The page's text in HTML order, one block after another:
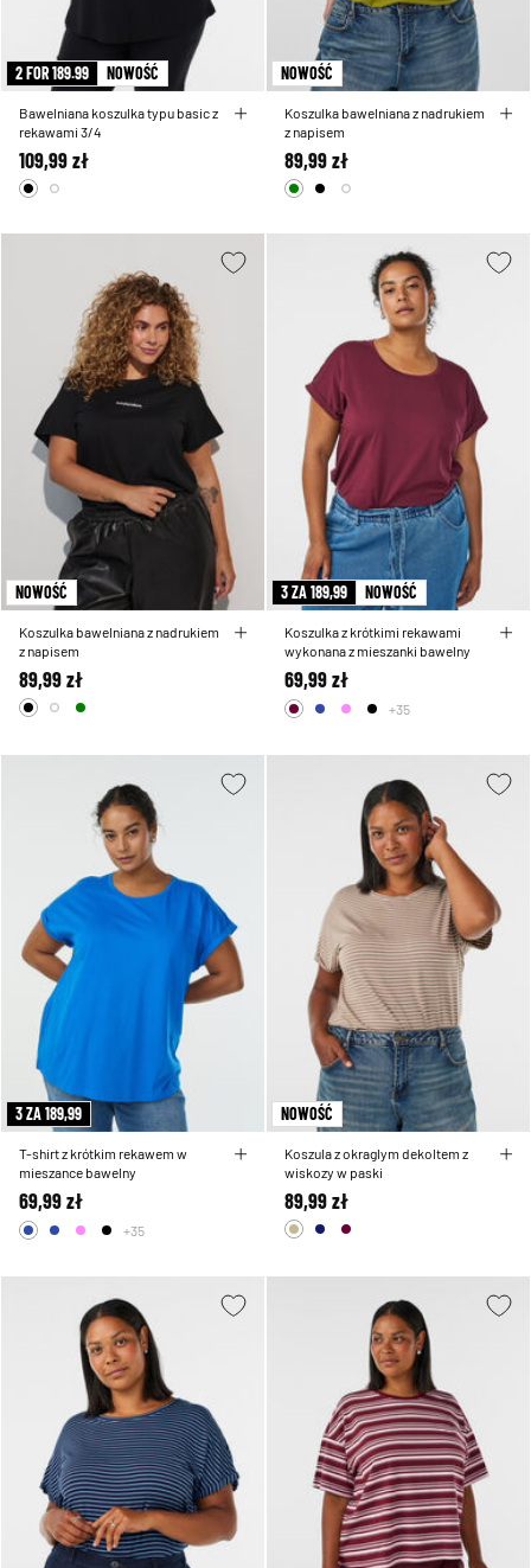
2 FOR 189.99 NOWOŚĆ
Bawelniana koszulka typu basic z
rekawami 3/4
109,99 zł
NOWOŚĆ
Koszulka bawelniana z nadrukiem
z napisem
89,99 zł
NOWOŚĆ
Koszulka bawelniana z nadrukiem
z napisem
89,99 zł
3 ZA 189,99 NOWOŚĆ
Koszulka z krótkimi rekawami
wykonana z mieszanki bawelny
69,99 zł
+35
3 ZA 189,99
T-shirt z krótkim rekawem w
mieszance bawelny
69,99 zł
+35
NOWOŚĆ
Koszula z okraglym dekoltem z
wiskozy w paski
89,99 zł